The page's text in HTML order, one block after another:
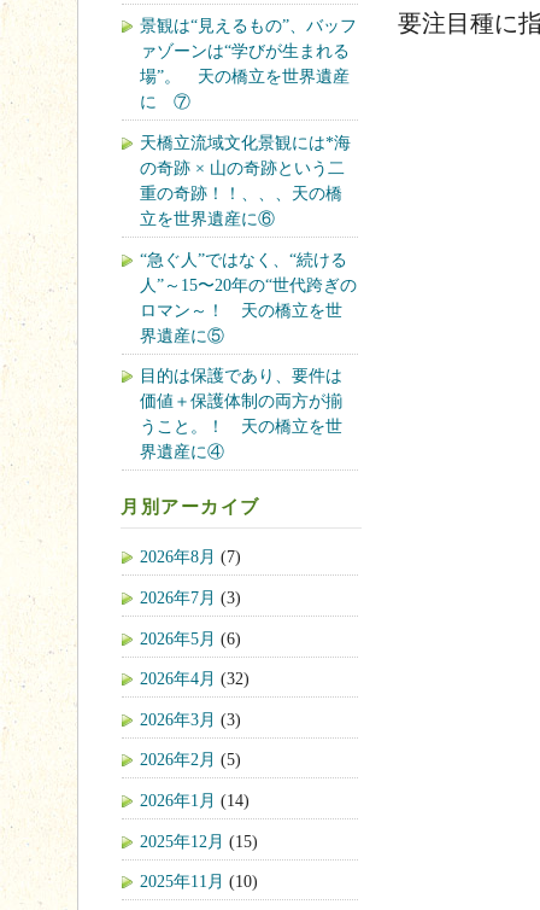
要注目種に
景観は“見えるもの”、バッフ
ァゾーンは“学びが生まれる
場”。 天の橋立を世界遺産
に ⑦
天橋立流域文化景観には*海
の奇跡 × 山の奇跡という二
重の奇跡！！、、、天の橋
立を世界遺産に⑥
“急ぐ人”ではなく、“続ける
人”～15〜20年の“世代跨ぎの
ロマン～！ 天の橋立を世
界遺産に⑤
目的は保護であり、要件は
価値＋保護体制の両方が揃
うこと。！ 天の橋立を世
界遺産に④
月別アーカイブ
2026年8月 (7)
2026年7月 (3)
2026年5月 (6)
2026年4月 (32)
2026年3月 (3)
2026年2月 (5)
2026年1月 (14)
2025年12月 (15)
2025年11月 (10)